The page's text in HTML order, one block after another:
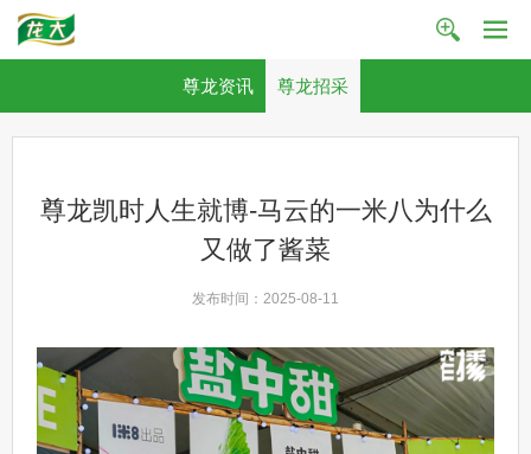
尊龙资讯 尊龙招采
尊龙凯时人生就博-马云的一米八为什么
又做了酱菜
发布时间：2025-08-11